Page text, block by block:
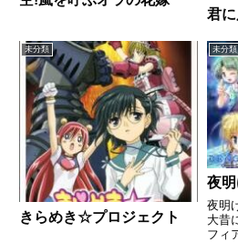
君
未分類
きらめき☆プロジェクト
未分類
夜
夜明
大昔
フィ